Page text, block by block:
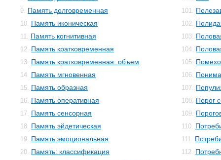
9. Память долговременная
10. Память иконическая
11. Память когнитивная
12. Память кратковременная
13. Память кратковременная: объем
14. Память мгновенная
15. Память образная
16. Память оперативная
17. Память сенсорная
18. Память эйдетическая
19. Память эмоциональная
20. Память: классификация
101.
102.
103.
104.
105.
106.
107.
108. Порог
109.
110.
111.
112.